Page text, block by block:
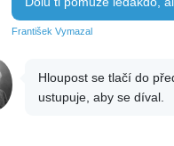
František Vymazal
Hloupost se tlačí do
ustupuje, aby se díval.